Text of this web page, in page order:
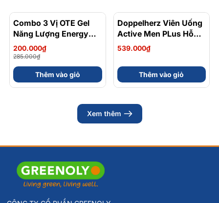
- 30%
Combo 3 Vị OTE Gel
Năng Lượng Energy
Gel Kết Hợp
Carbohydrate Điện Giải
56gram 82kcal
200.000₫
285.000₫
Thêm vào giỏ
Doppelherz Viên Uống
Active Men PLus Hỗ
Trợ Tăng Cường Sức
Khỏe Sinh Lý Nam Hộp
30 Viên
539.000₫
Thêm vào giỏ
Xem thêm